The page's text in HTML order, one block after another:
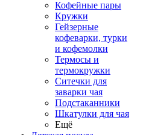
Кофейные пары
Кружки
Гейзерные
кофеварки, турки
и кофемолки
Термосы и
термокружки
Ситечки для
заварки чая
Подстаканники
Шкатулки для чая
Ещё